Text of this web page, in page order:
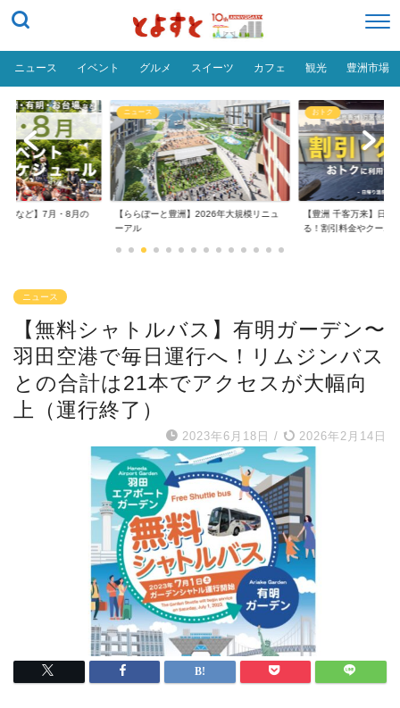
ニュース イベント グルメ スイーツ カフェ 観光 豊洲市場
場など】7月・8月の
ニュース
【ららぽーと豊洲】2026年大規模リニュ
ーアル
おトク
【豊洲 千客万来】日帰
る！割引料金やクーポ...
ニュース
【無料シャトルバス】有明ガーデン〜
羽田空港で毎日運行へ！リムジンバス
との合計は21本でアクセスが大幅向
上（運行終了）
2023年6月18日 / 2026年2月14日